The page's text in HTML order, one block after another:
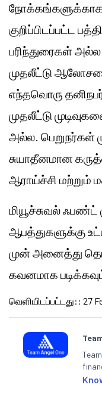
நோக்கங்களுக்காக
குறிப்பிடப்பட்ட
பரிந்துரைகள்
முதலீட்டு
எந்தவொரு
முதலீட்டு
அல்ல. பெறுநர்கள்
சுயாதீனமான
ஆராய்ச்சி மற்றும்
மியூச்சுவல்
ஆபத்துகளுக்கு
முன் அனைத்து
கவனமாக
வெளியிடப்பட்டது: : 27